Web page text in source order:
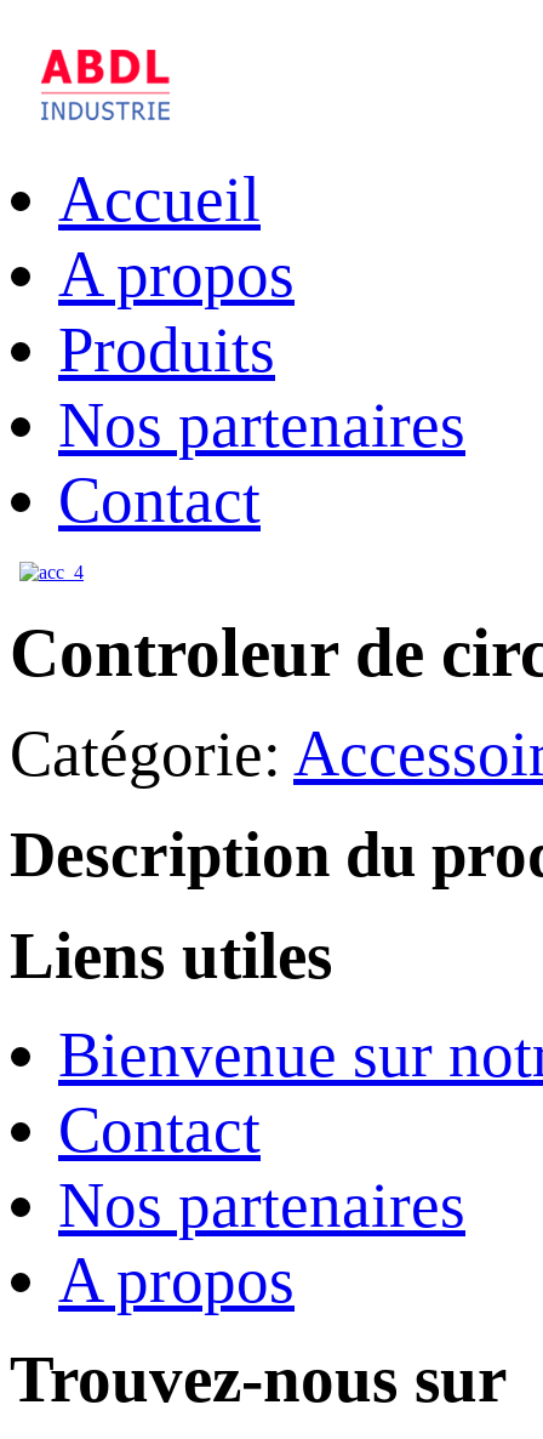
Accueil
A propos
Produits
Nos partenaires
Contact
Controleur de
Catégorie:
Description du
Liens utiles
Bienvenue sur
Contact
Nos partenaires
A propos
Trouvez-nous sur